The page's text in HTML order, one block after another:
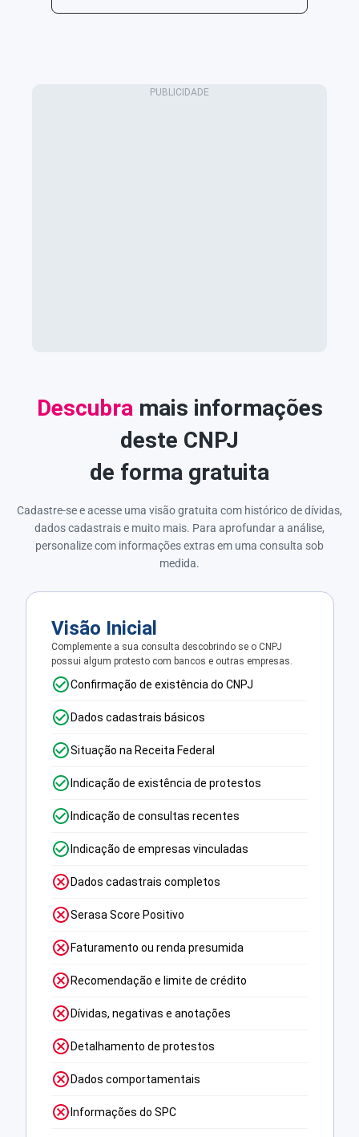
Descubra mais informações
deste CNPJ
de forma gratuita
Cadastre-se e acesse uma visão gratuita com histórico de dívidas,
dados cadastrais e muito mais. Para aprofundar a análise,
personalize com informações extras em uma consulta sob
medida.
Visão Inicial
Complemente a sua consulta descobrindo se o CNPJ
possui algum protesto com bancos e outras empresas.
Confirmação de existência do CNPJ
Dados cadastrais básicos
Situação na Receita Federal
Indicação de existência de protestos
Indicação de consultas recentes
Indicação de empresas vinculadas
Dados cadastrais completos
Serasa Score Positivo
Faturamento ou renda presumida
Recomendação e limite de crédito
Dívidas, negativas e anotações
Detalhamento de protestos
Dados comportamentais
Informações do SPC